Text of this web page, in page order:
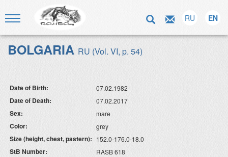
RU EN
BOLGARIA RU (Vol. VI, p. 54)
Date of Birth: 07.02.1982
Date of Death: 07.02.2017
Sex: mare
Color: grey
Size (height, chest, pastern): 152.0-176.0-18.0
StB Number: RASB 618